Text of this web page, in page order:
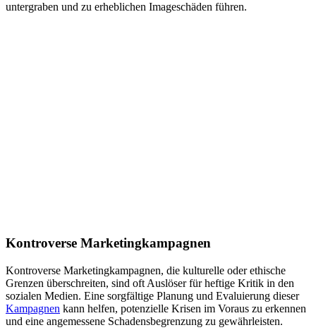
untergraben und zu erheblichen Imageschäden führen.
Kontroverse Marketingkampagnen
Kontroverse Marketingkampagnen, die kulturelle oder ethische
Grenzen überschreiten, sind oft Auslöser für heftige Kritik in den
sozialen Medien. Eine sorgfältige Planung und Evaluierung dieser
Kampagnen kann helfen, potenzielle Krisen im Voraus zu erkennen
und eine angemessene Schadensbegrenzung zu gewährleisten.